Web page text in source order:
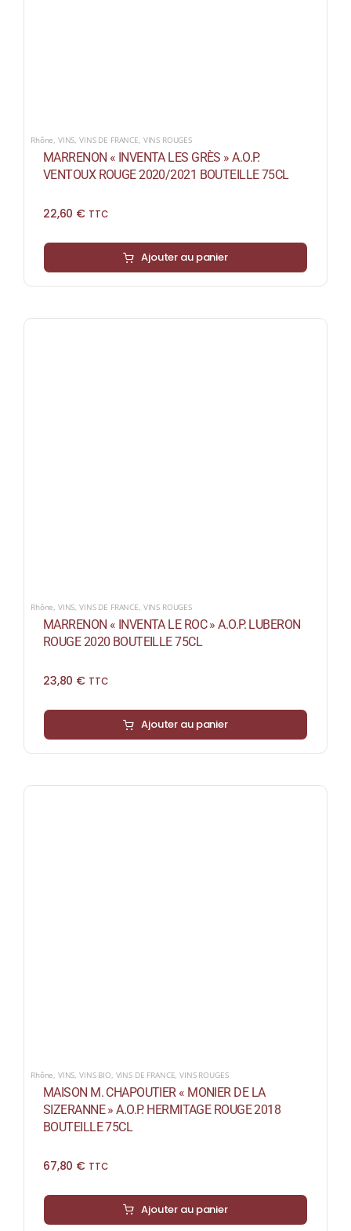
Rhône, VINS,VINS DE FRANCE, VINS ROUGES
MARRENON « INVENTA LES GRÈS » A.O.P.
VENTOUX ROUGE 2020/2021 BOUTEILLE 75CL
22,60 € TTC
Ajouter au panier
Rhône, VINS,VINS DE FRANCE, VINS ROUGES
MARRENON « INVENTA LE ROC » A.O.P. LUBERON
ROUGE 2020 BOUTEILLE 75CL
23,80 € TTC
Ajouter au panier
Rhône VINS ,VINS BIO VINS DE FRANCE ,VINS ROUGES
MAISON M. CHAPOUTIER « MONIER DE LA
SIZERANNE » A.O.P. HERMITAGE ROUGE 2018
BOUTEILLE 75CL
67,80 € TTC
Ajouter au panier